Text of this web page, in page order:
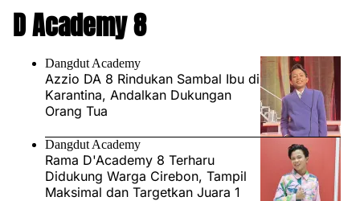
D Academy 8
Dangdut Academy
Azzio DA 8 Rindukan Sambal Ibu di
Karantina, Andalkan Dukungan
Orang Tua
Dangdut Academy
Rama D'Academy 8 Terharu
Didukung Warga Cirebon, Tampil
Maksimal dan Targetkan Juara 1